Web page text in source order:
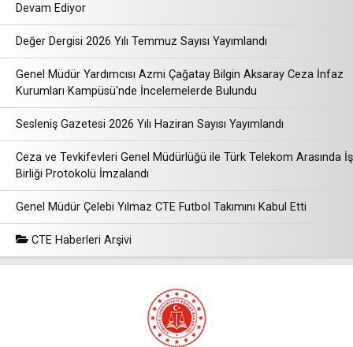
Devam Ediyor
Değer Dergisi 2026 Yılı Temmuz Sayısı Yayımlandı
Genel Müdür Yardımcısı Azmi Çağatay Bilgin Aksaray Ceza İnfaz
Kurumları Kampüsü'nde İncelemelerde Bulundu
Sesleniş Gazetesi 2026 Yılı Haziran Sayısı Yayımlandı
Ceza ve Tevkifevleri Genel Müdürlüğü ile Türk Telekom Arasında İş
Birliği Protokolü İmzalandı
Genel Müdür Çelebi Yılmaz CTE Futbol Takımını Kabul Etti
CTE Haberleri Arşivi